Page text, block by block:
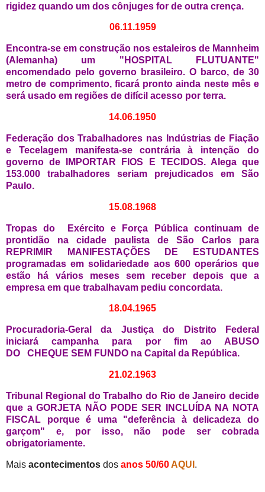
rigidez quando um dos cônjuges for de outra crença.
06.11.1959
Encontra-se em construção nos estaleiros de Mannheim
(Alemanha) um "HOSPITAL FLUTUANTE"
encomendado pelo governo brasileiro. O barco, de 30
metro de comprimento, ficará pronto ainda neste mês e
será usado em regiões de difícil acesso por terra.
14.06.1950
Federação dos Trabalhadores nas Indústrias de Fiação
e Tecelagem manifesta-se contrária à intenção do
governo de IMPORTAR FIOS E TECIDOS. Alega que
153.000 trabalhadores seriam prejudicados em São
Paulo.
15.08.1968
Tropas do Exército e Força Pública continuam de
prontidão na cidade paulista de São Carlos para
REPRIMIR MANIFESTAÇÕES DE ESTUDANTES
programadas em solidariedade aos 600 operários que
estão há vários meses sem receber depois que a
empresa em que trabalhavam pediu concordata.
18.04.1965
Procuradoria-Geral da Justiça do Distrito Federal
iniciará campanha para por fim ao ABUSO
DO
CHEQUE SEM FUNDO na Capital da República.
21.02.1963
Tribunal Regional do Trabalho do Rio de Janeiro decide
que a GORJETA NÃO PODE SER INCLUÍDA NA NOTA
FISCAL porque é uma "deferência à delicadeza do
garçom" e, por isso, não pode ser cobrada
obrigatoriamente.
Mais acontecimentos dos anos 50/60AQUI .